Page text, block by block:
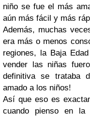
niño se fue el más
aún más fácil y más
Además, muchas
era más o menos
regiones, la Baja
vender las niñas
definitiva se trataba
amado a los niños!
Así que eso es
cuando pienso en